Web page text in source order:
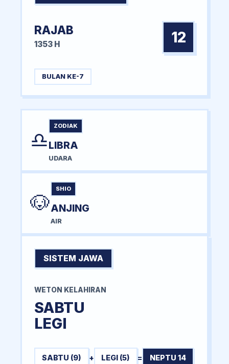
RAJAB
1353 H 12
BULAN KE-7
♎
ZODIAK
LIBRA
UDARA
🐶
SHIO
ANJING
AIR
SISTEM JAWA
WETON KELAHIRAN
SABTU
LEGI
SABTU (9) + LEGI (5) = NEPTU 14